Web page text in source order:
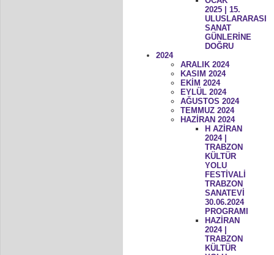
2025 | 15.
ULUSLARARASI
SANAT
GÜNLERİNE
DOĞRU
2024
ARALIK 2024
KASIM 2024
EKİM 2024
EYLÜL 2024
AĞUSTOS 2024
TEMMUZ 2024
HAZİRAN 2024
H AZİRAN
2024 |
TRABZON
KÜLTÜR
YOLU
FESTİVALİ
TRABZON
SANATEVİ
30.06.2024
PROGRAMI
HAZİRAN
2024 |
TRABZON
KÜLTÜR